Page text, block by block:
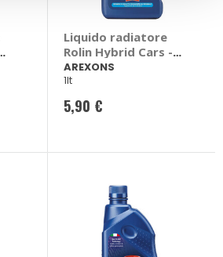
Liquido radiatore
Rolin Hybrid Cars -
AREXONS
AREXONS
1lt
5,90 €